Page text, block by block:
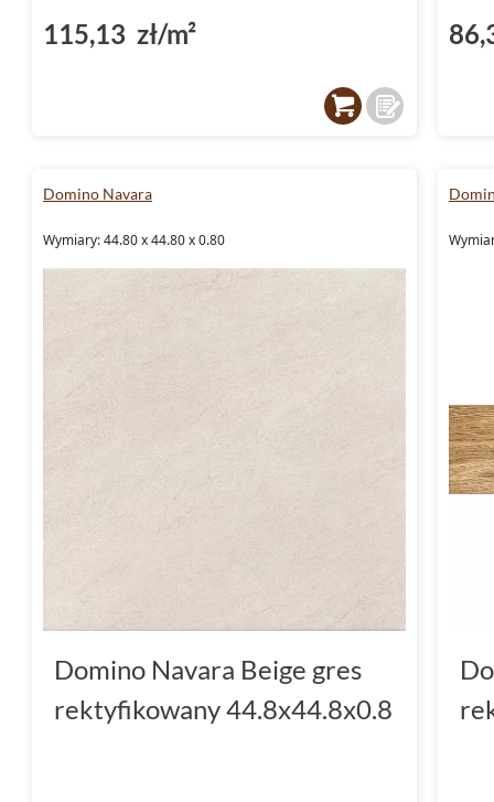
115,13 zł/m²
Domino Navara
Wymiary: 44.80 x 44.80 x 0.80
Domino Navara Beige gres
rektyfikowany 44.8x44.8x0.8